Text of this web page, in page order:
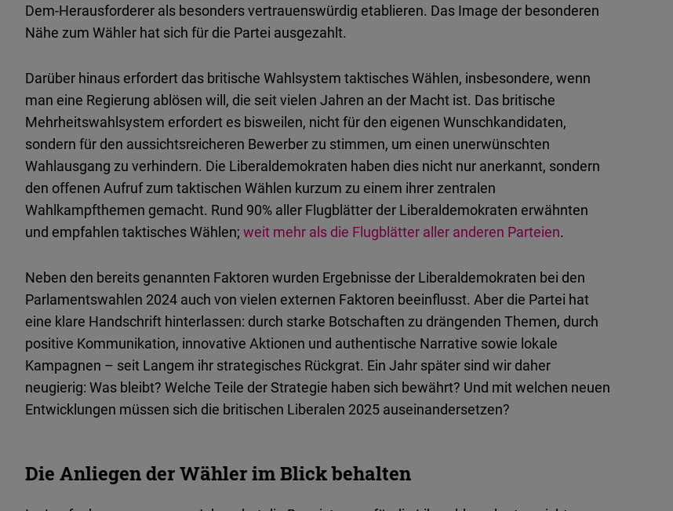
Dem-Herausforderer als besonders vertrauenswürdig etablieren. Das Image der besonderen
Nähe zum Wähler hat sich für die Partei ausgezahlt.
Darüber hinaus erfordert das britische Wahlsystem taktisches Wählen, insbesondere, wenn
man eine Regierung ablösen will, die seit vielen Jahren an der Macht ist. Das britische
Mehrheitswahlsystem erfordert es bisweilen, nicht für den eigenen Wunschkandidaten,
sondern für den aussichtsreicheren Bewerber zu stimmen, um einen unerwünschten
Wahlausgang zu verhindern. Die Liberaldemokraten haben dies nicht nur anerkannt, sondern
den offenen Aufruf zum taktischen Wählen kurzum zu einem ihrer zentralen
Wahlkampfthemen gemacht. Rund 90% aller Flugblätter der Liberaldemokraten erwähnten
und empfahlen taktisches Wählen; weit mehr als die Flugblätter aller anderen Parteien.
Neben den bereits genannten Faktoren wurden Ergebnisse der Liberaldemokraten bei den
Parlamentswahlen 2024 auch von vielen externen Faktoren beeinflusst. Aber die Partei hat
eine klare Handschrift hinterlassen: durch starke Botschaften zu drängenden Themen, durch
positive Kommunikation, innovative Aktionen und authentische Narrative sowie lokale
Kampagnen – seit Langem ihr strategisches Rückgrat. Ein Jahr später sind wir daher
neugierig: Was bleibt? Welche Teile der Strategie haben sich bewährt? Und mit welchen neuen
Entwicklungen müssen sich die britischen Liberalen 2025 auseinandersetzen?
Die Anliegen der Wähler im Blick behalten